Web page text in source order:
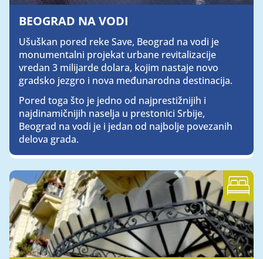
BEOGRAD NA VODI
Ušuškan pored reke Save, Beograd na vodi je
monumentalni projekat urbane revitalizacije
vredan 3 milijarde dolara, kojim nastaje novo
gradsko jezgro i nova međunarodna destinacija.
Pored toga što je jedno od najprestižnijih i
najdinamičnijih naselja u prestonici Srbije,
Beograd na vodi je i jedan od najbolje povezanih
delova grada.